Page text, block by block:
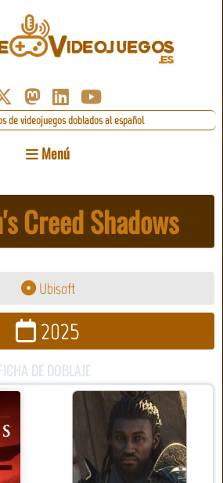
de videojuegos doblados al español
Menú
Creed Shadows
Ubisoft
2025
DE DOBLAJE